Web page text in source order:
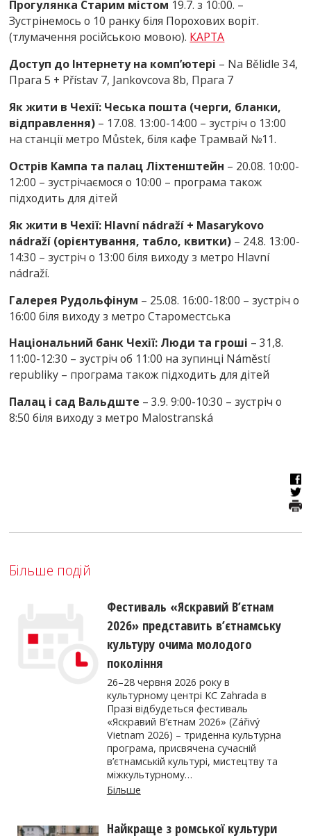
Прогулянка Старим містом 19.7. з 10:00. –
Зустрінемось о 10 ранку біля Порохових воріт.
(тлумачення російською мовою). КАРТА
Доступ до Інтернету на комп’ютері – Na Bělidle 34,
Прага 5 + Přístav 7, Jankovcova 8b, Прага 7
Як жити в Чехії: Чеська пошта (черги, бланки,
відправлення) – 17.08. 13:00-14:00 – зустріч о 13:00
на станції метро Můstek, біля кафе Трамвай №11.
Острів Кампа та палац Ліхтенштейн – 20.08. 10:00-
12:00 – зустрічаємося о 10:00 – програма також
підходить для дітей
Як жити в Чехії: Hlavní nádraží + Masarykovo
nádraží (орієнтування, табло, квитки) – 24.8. 13:00-
14:30 – зустріч о 13:00 біля виходу з метро Hlavní
nádraží.
Галерея Рудольфінум – 25.08. 16:00-18:00 – зустріч о
16:00 біля виходу з метро Староместська
Національний банк Чехії: Люди та гроші – 31,8.
11:00-12:30 – зустріч об 11:00 на зупинці Náměstí
republiky – програма також підходить для дітей
Палац і сад Вальдште – 3.9. 9:00-10:30 – зустріч о
8:50 біля виходу з метро Malostranská
Більше подій
Фестиваль «Яскравий В’єтнам
2026» представить в’єтнамську
культуру очима молодого
покоління
26–28 червня 2026 року в
культурному центрі KC Zahrada в
Празі відбудеться фестиваль
«Яскравий В’єтнам 2026» (Zářivý
Vietnam 2026) – триденна культурна
програма, присвячена сучасній
в’єтнамській культурі, мистецтву та
міжкультурному…
Більше
Найкраще з ромської культури